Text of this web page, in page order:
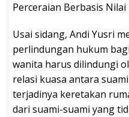
Perceraian Berbasis Nilai
Usai sidang, Andi Yusri
perlindungan hukum
wanita harus dilindungi
relasi kuasa antara
terjadinya keretakan
dari suami-suami yang